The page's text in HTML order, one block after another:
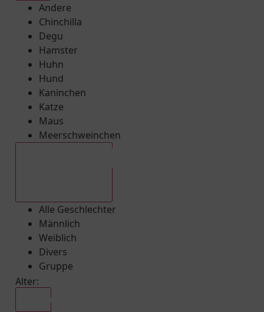
Andere
Chinchilla
Degu
Hamster
Huhn
Hund
Kaninchen
Katze
Maus
Meerschweinchen
Alle Geschlechter
Männlich
Weiblich
Divers
Gruppe
Alter: